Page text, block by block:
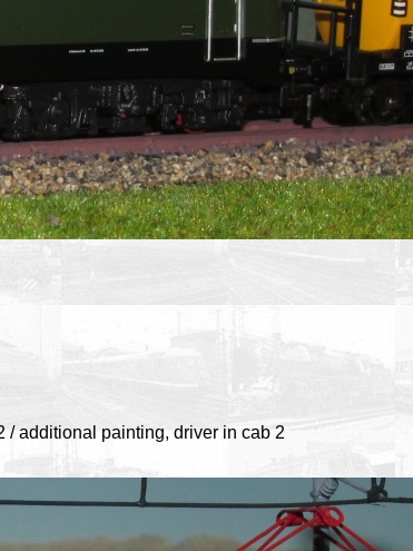
/ additional painting, driver in cab 2